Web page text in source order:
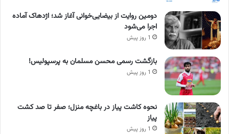
دومین روایت از بیضایی‌خوانی آغاز شد؛ اژدهاک آماده
اجرا می‌شود
1 روز پیش
بازگشت رسمی محسن مسلمان به پرسپولیس!
1 روز پیش
نحوه کاشت پیاز در باغچه منزل؛ صفر تا صد کشت
پیاز
1 روز پیش